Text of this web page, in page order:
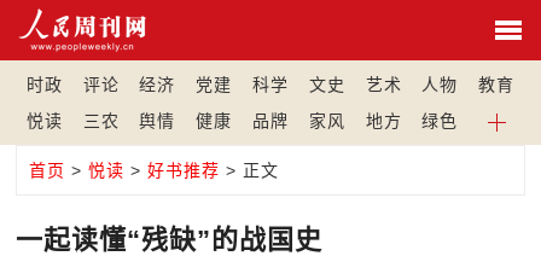
时政 评论 经济 党建 科学 文史 艺术 人物
教育
悦读
三农 舆情 健康 品牌 家风 地方 绿色
首页 >悦读 >好书推荐 > 正文
一起读懂“残缺”的战国史